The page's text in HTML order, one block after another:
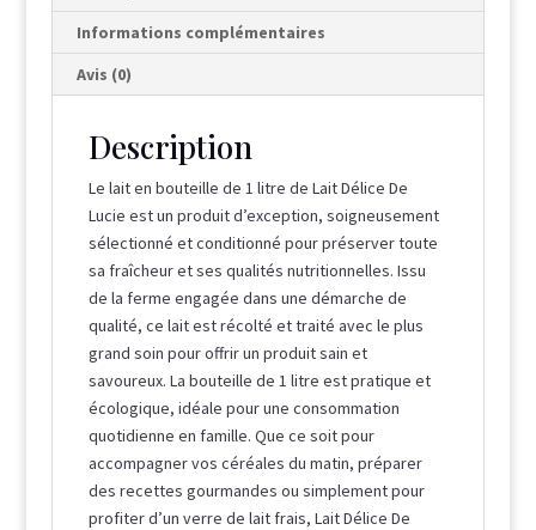
Informations complémentaires
Avis (0)
Description
Le lait en bouteille de 1 litre de Lait Délice De
Lucie est un produit d’exception, soigneusement
sélectionné et conditionné pour préserver toute
sa fraîcheur et ses qualités nutritionnelles. Issu
de la ferme engagée dans une démarche de
qualité, ce lait est récolté et traité avec le plus
grand soin pour offrir un produit sain et
savoureux. La bouteille de 1 litre est pratique et
écologique, idéale pour une consommation
quotidienne en famille. Que ce soit pour
accompagner vos céréales du matin, préparer
des recettes gourmandes ou simplement pour
profiter d’un verre de lait frais, Lait Délice De